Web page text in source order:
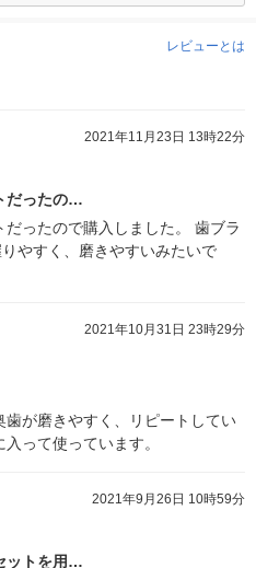
レビューとは
2021年11月23日 13時22分
だったの…
ったので購入しました。 歯ブラ
やすく、磨きやすいみたいで
2021年10月31日 23時29分
が磨きやすく、リピートしてい
って使っています。
2021年9月26日 10時59分
ットを用…